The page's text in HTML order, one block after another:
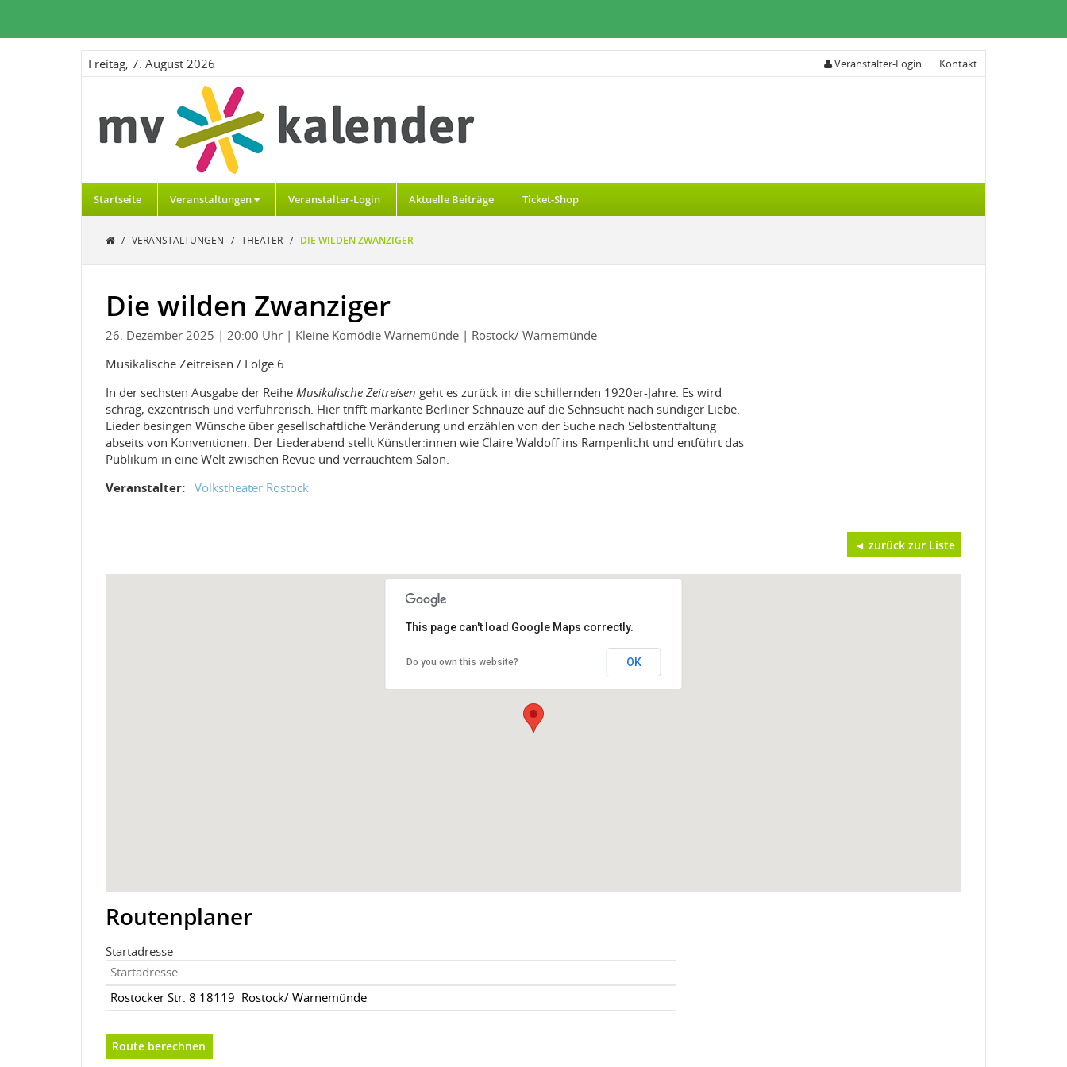
Freitag, 7. August 2026 Veranstalter-Login Kontakt
Startseite Veranstaltungen Veranstalter-Login Aktuelle Beiträge Ticket-Shop
/ VERANSTALTUNGEN / THEATER / DIE WILDEN ZWANZIGER
Die wilden Zwanziger
26. Dezember 2025 | 20:00 Uhr | Kleine Komödie Warnemünde | Rostock/ Warnemünde
Musikalische Zeitreisen / Folge 6
In der sechsten Ausgabe der Reihe Musikalische Zeitreisen geht es zurück in die schillernden 1920er-Jahre. Es wird
schräg, exzentrisch und verführerisch. Hier trifft markante Berliner Schnauze auf die Sehnsucht nach sündiger Liebe.
Lieder besingen Wünsche über gesellschaftliche Veränderung und erzählen von der Suche nach Selbstentfaltung
abseits von Konventionen. Der Liederabend stellt Künstler:innen wie Claire Waldoff ins Rampenlicht und entführt das
Publikum in eine Welt zwischen Revue und verrauchtem Salon.
Veranstalter: Volkstheater Rostock
◄ zurück zur Liste
This page can't load Google Maps correctly.
Do you own this website? OK
Routenplaner
Startadresse